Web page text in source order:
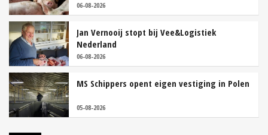
06-08-2026
Jan Vernooij stopt bij Vee&Logistiek
Nederland
06-08-2026
MS Schippers opent eigen vestiging in Polen
05-08-2026